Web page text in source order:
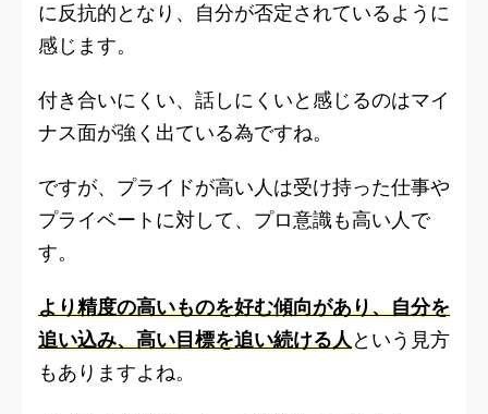
に反抗的となり、自分が否定されているように
感じます。
付き合いにくい、話しにくいと感じるのはマイ
ナス面が強く出ている為ですね。
ですが、プライドが高い人は受け持った仕事や
プライベートに対して、プロ意識も高い人で
す。
より精度の高いものを好む傾向があり、自分を
追い込み、高い目標を追い続ける人という見方
もありますよね。